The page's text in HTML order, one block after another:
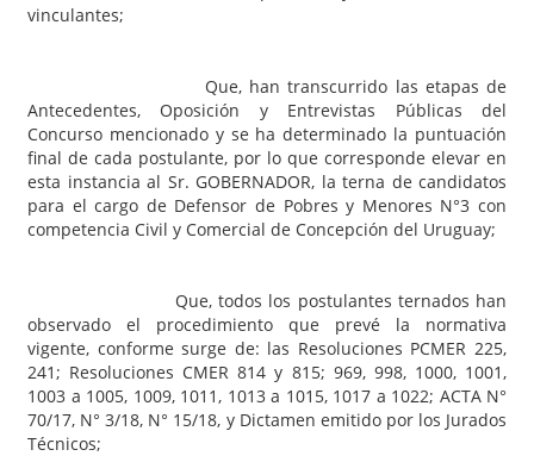
vinculantes;
Que, han transcurrido las etapas de
Antecedentes, Oposición y Entrevistas Públicas del
Concurso mencionado y se ha determinado la puntuación
final de cada postulante, por lo que corresponde elevar en
esta instancia al Sr. GOBERNADOR, la terna de candidatos
para el cargo de Defensor de Pobres y Menores N°3 con
competencia Civil y Comercial de Concepción del Uruguay;
Que, todos los postulantes ternados han
observado el procedimiento que prevé la normativa
vigente, conforme surge de: las Resoluciones PCMER 225,
241; Resoluciones CMER 814 y 815; 969, 998, 1000, 1001,
1003 a 1005, 1009, 1011, 1013 a 1015, 1017 a 1022; ACTA N°
70/17, N° 3/18, N° 15/18, y Dictamen emitido por los Jurados
Técnicos;